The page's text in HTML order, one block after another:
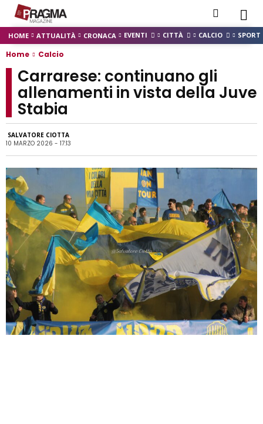
HOME ATTUALITÀ CRONACA EVENTI CITTÀ CALCIO SPORT
Home Calcio
Carrarese: continuano gli
allenamenti in vista della Juve
Stabia
SALVATORE CIOTTA
10 MARZO 2026 - 17:13